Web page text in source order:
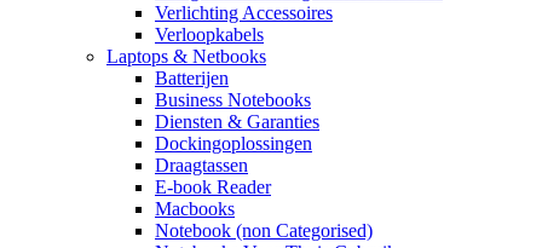
Verlichting Accessoires
Verloopkabels
Laptops & Netbooks
Batterijen
Business Notebooks
Diensten & Garanties
Dockingoplossingen
Draagtassen
E-book Reader
Macbooks
Notebook (non Categorised)